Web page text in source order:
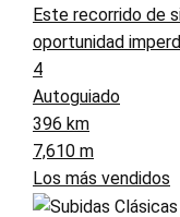
Este recorrido de
oportunidad
4
Autoguiado
396 km
7,610 m
Los más vendidos